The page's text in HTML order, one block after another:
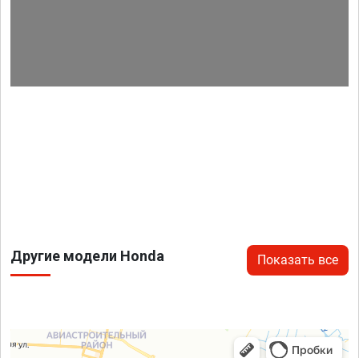
Другие модели Honda Показать все